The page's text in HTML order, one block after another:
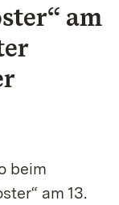
am
beim
am 13.